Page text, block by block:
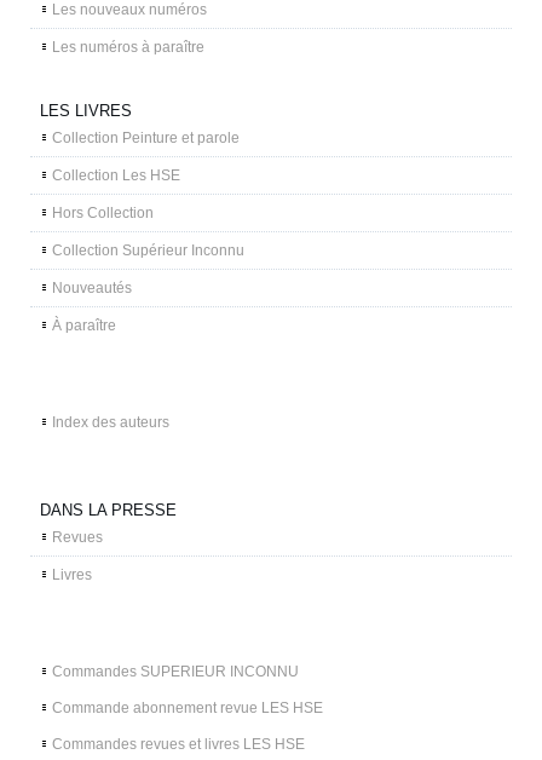
Les nouveaux numéros
Les numéros à paraître
LES LIVRES
Collection Peinture et parole
Collection Les HSE
Hors Collection
Collection Supérieur Inconnu
Nouveautés
À paraître
Index des auteurs
DANS LA PRESSE
Revues
Livres
Commandes SUPERIEUR INCONNU
Commande abonnement revue LES HSE
Commandes revues et livres LES HSE